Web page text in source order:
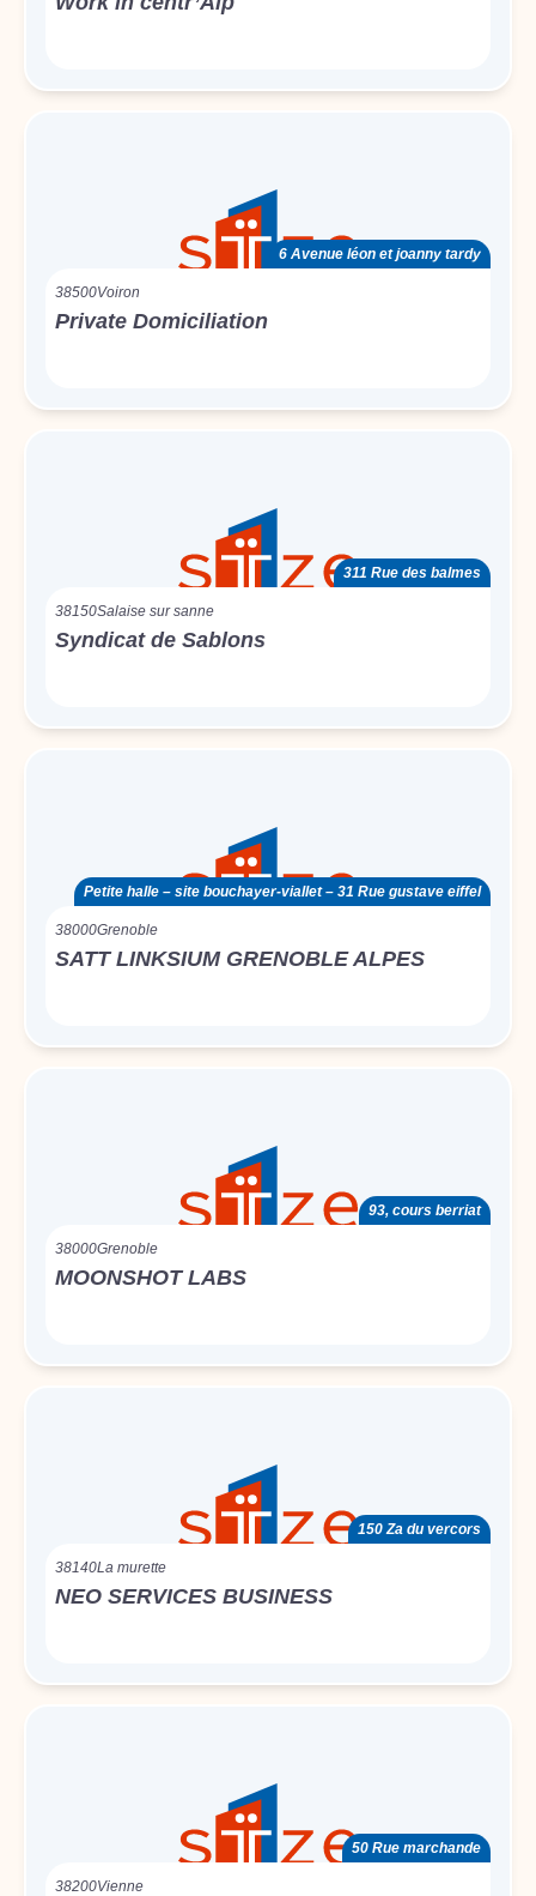
6 Avenue léon et joanny tardy
38500Voiron
Private Domiciliation
311 Rue des balmes
38150Salaise sur sanne
Syndicat de Sablons
Petite halle – site bouchayer-viallet – 31 Rue gustave eiffel
38000Grenoble
SATT LINKSIUM GRENOBLE ALPES
93, cours berriat
38000Grenoble
MOONSHOT LABS
150 Za du vercors
38140La murette
NEO SERVICES BUSINESS
50 Rue marchande
38200Vienne